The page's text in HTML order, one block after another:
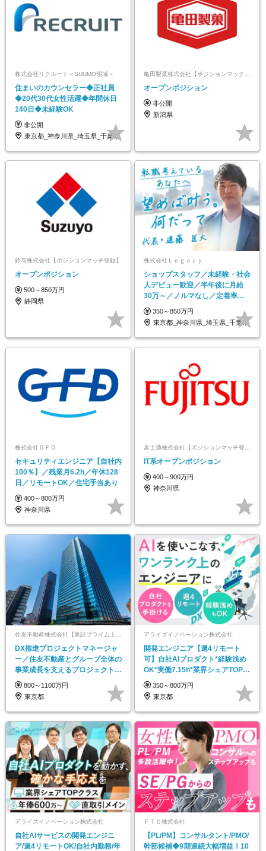
株式会社リクルート＜SUUMO領域＞
住まいのカウンセラー◆正社員
◆20代30代女性活躍◆年間休日
140日◆未経験OK
非公開
東京都_神奈川県_埼玉県_千葉県
オープンポジション
非公開
新潟県
鈴与株式会社【ポジションマッチ登録】
オープンポジション
500～850万円
静岡県
株式会社Ｌｅｇａｃｙ
ショップスタッフ／未経験・社会
人デビュー歓迎／半年後に月給
30万～／ノルマなし／定着率
100％／残業基本なし
350～850万円
東京都_神奈川県_埼玉県_千葉県
株式会社ＧＦＤ
セキュリティエンジニア【自社内
100％】／残業月6.2h／年休128
日／リモートOK／住宅手当あり
400～800万円
神奈川県
富士通株式会社【ポジションマッチ登録】
IT系オープンポジション
400～900万円
神奈川県
DX推進プロジェクトマネージャ
ー／住友不動産とグループ全体の
事業成⻑を⽀えるプロジェクト管
理
800～1100万円
東京都
アライズイノベーション株式会社
開発エンジニア【週4リモート
可】自社AIプロダクト*経験浅め
OK*実働7.15h*業界シェアTOPク
ラス
350～800万円
東京都
アライズイノベーション株式会社
自社AIサービスの開発エンジニ
ア/週4リモートOK/自社内勤務/年
ＦＴＣ株式会社
【PL/PM】コンサルタント/PMO/
幹部候補◆9期連続大幅増益！10